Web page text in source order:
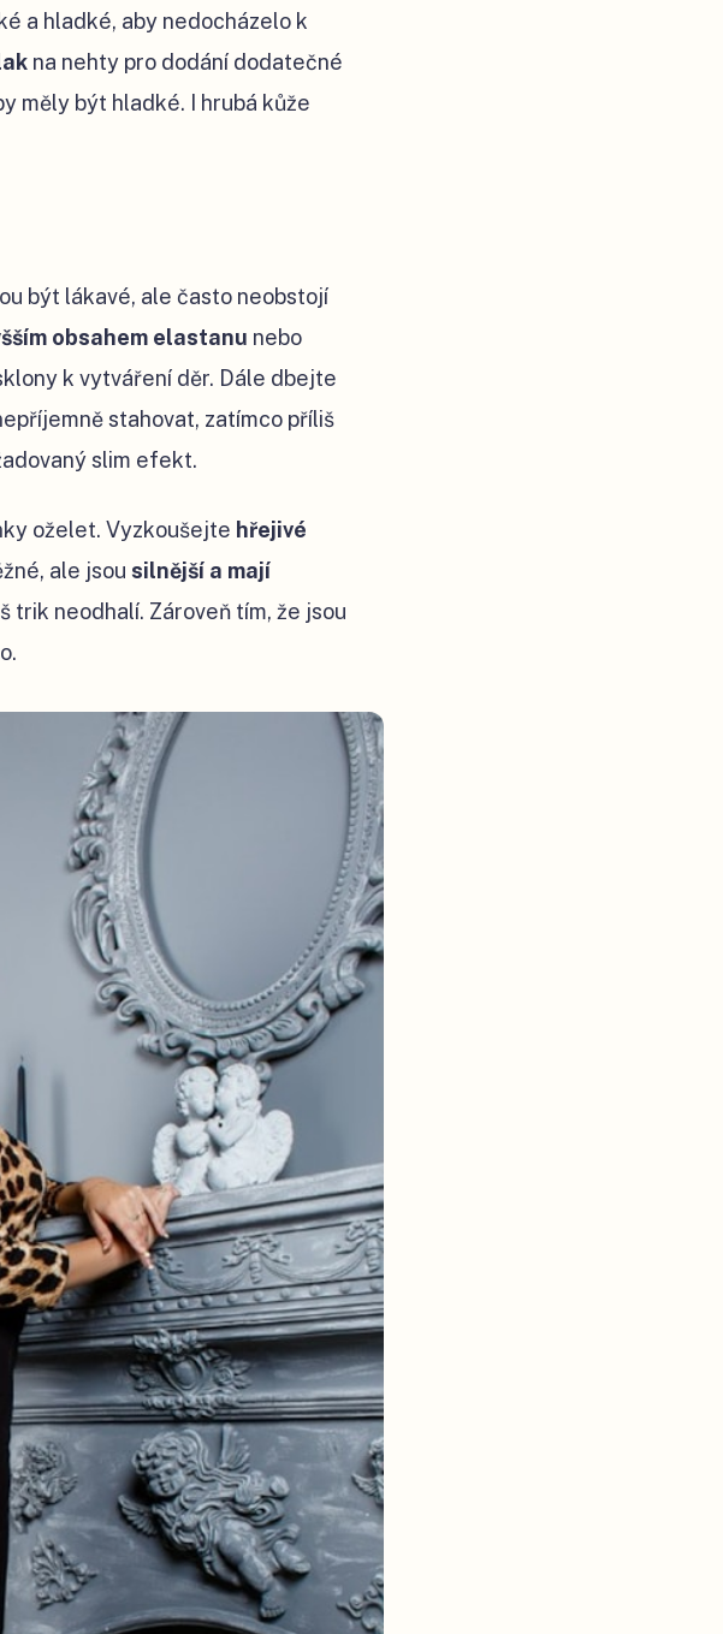
a hladké, aby nedocházelo k
na nehty pro dodání dodatečné
měly být hladké. I hrubá kůže
být lákavé, ale často neobstojí
obsahem elastanu nebo
k vytváření děr. Dále dbejte
stahovat, zatímco příliš
slim efekt.
oželet. Vyzkoušejte hřejivé
ale jsou silnější a mají
trik neodhalí. Zároveň tím, že jsou